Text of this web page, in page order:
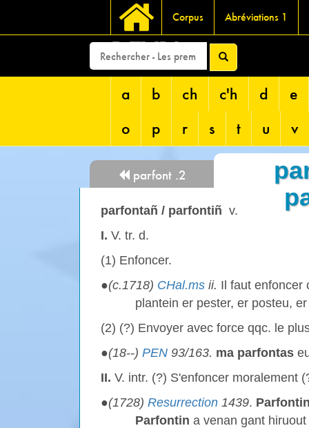
Corpus Abréviations 1
DEVRI
a b ch c'h d
e
o
p r s t u v
parfont .2
parfontañ / parfontiñ v.
I. V. tr. d.
(1) Enfoncer.
●(c.1718) CHal.ms ii. Il faut enfoncer
plantein er pester, er posteu,
(2) (?) Envoyer avec force qqc. le
●(18--) PEN 93/163. ma parfontas
II. V. intr. (?) S'enfoncer moralement
●(1728) Resurrection 1439.
Parfontin a venan gant